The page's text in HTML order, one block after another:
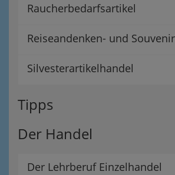
Raucherbedarfsartikel
Reiseandenken- und
Silvesterartikelhandel
Tipps
Der Handel
Der Lehrberuf Einzelhandel